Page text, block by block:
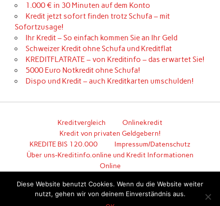
1.000 € in 30 Minuten auf dem Konto
Kredit jetzt sofort finden trotz Schufa – mit
Sofortzusage!
Ihr Kredit – So einfach kommen Sie an Ihr Geld
Schweizer Kredit ohne Schufa und Kreditflat
KREDITFLATRATE – von Kreditinfo – das erwartet Sie!
5000 Euro Notkredit ohne Schufa!
Dispo und Kredit – auch Kreditkarten umschulden!
Kreditvergleich
Onlinekredit
Kredit von privaten Geldgebern!
KREDITE BIS 120.000
Impressum/Datenschutz
Über uns-Kreditinfo.online und Kredit Informationen
Online
Diese Website benutzt Cookies. Wenn du die Website weiter
nutzt, gehen wir von deinem Einverständnis aus.